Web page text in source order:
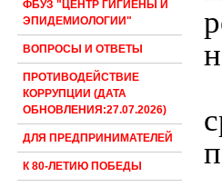
ФБУЗ "ЦЕНТР ГИГИЕНЫ И
ЭПИДЕМИОЛОГИИ"
ВОПРОСЫ И ОТВЕТЫ
ПРОТИВОДЕЙСТВИЕ
КОРРУПЦИИ (ДАТА
ОБНОВЛЕНИЯ:27.07.2026)
ДЛЯ ПРЕДПРИНИМАТЕЛЕЙ
К 80-ЛЕТИЮ ПОБЕДЫ